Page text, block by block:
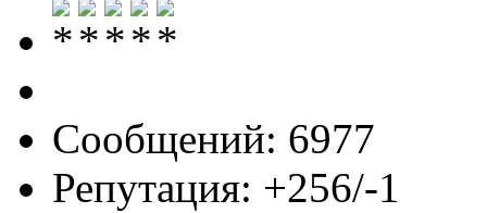
Сообщений: 6977
Репутация: +256/-1